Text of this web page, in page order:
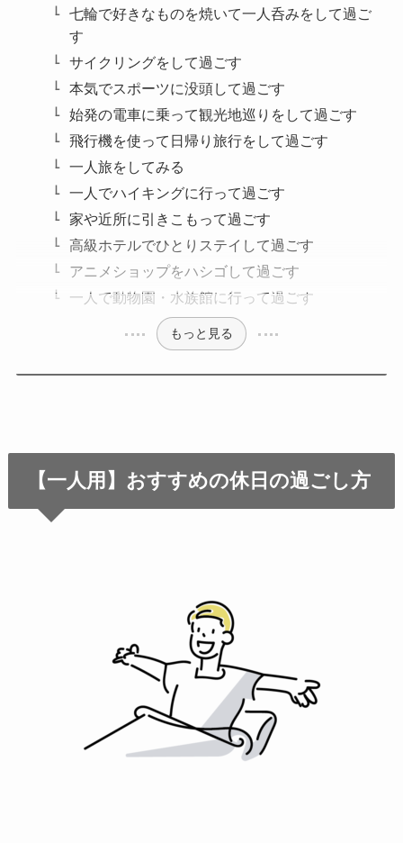
七輪で好きなものを焼いて一人呑みをして過ご
す
サイクリングをして過ごす
本気でスポーツに没頭して過ごす
始発の電車に乗って観光地巡りをして過ごす
飛行機を使って日帰り旅行をして過ごす
一人旅をしてみる
一人でハイキングに行って過ごす
家や近所に引きこもって過ごす
高級ホテルでひとりステイして過ごす
アニメショップをハシゴして過ごす
一人で動物園・水族館に行って過ごす
もっと見る
【一人用】おすすめの休日の過ごし方